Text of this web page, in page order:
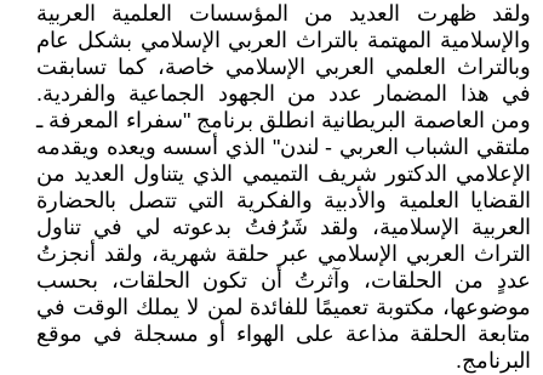
ولقد ظهرت العديد من المؤسسات العلمية العربية
والإسلامية المهتمة بالتراث العربي الإسلامي بشكل عام
وبالتراث العلمي العربي الإسلامي خاصة، كما تسابقت
في هذا المضمار عدد من الجهود الجماعية والفردية.
ومن العاصمة البريطانية انطلق برنامج "سفراء المعرفة ـ
ملتقي الشباب العربي - لندن" الذي أسسه ويعده ويقدمه
الإعلامي الدكتور شريف التميمي الذي يتناول العديد من
القضايا العلمية والأدبية والفكرية التي تتصل بالحضارة
العربية الإسلامية، ولقد شَرُفتُ بدعوته لي في تناول
التراث العربي الإسلامي عبر حلقة شهرية، ولقد أنجزتُ
عددٍ من الحلقات، وآثرتُ أن تكون الحلقات، بحسب
موضوعها، مكتوبة تعميمًا للفائدة لمن لا يملك الوقت في
متابعة الحلقة مذاعة على الهواء أو مسجلة في موقع
البرنامج.